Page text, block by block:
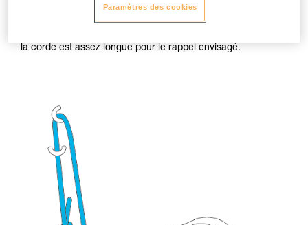
maillon rapide sera nécessaire.
Pour un rappel avec la corde en sac, un nœud en bout de
la corde est assez longue pour le rappel envisagé.
Paramètres des cookies